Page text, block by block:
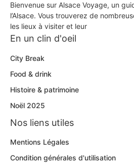
Bienvenue sur Alsace Voyage, un
l’Alsace. Vous trouverez de
les lieux à visiter et leur
En un clin d'oeil
City Break
Food & drink
Histoire & patrimoine
Noël 2025
Nos liens utiles
Mentions Légales
Condition générales d'utilisation